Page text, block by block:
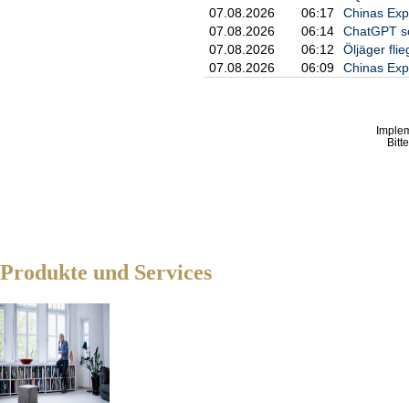
07.08.2026
06:17
Chinas
07.08.2026
06:14
ChatGPT
07.08.2026
06:12
Öljäger
07.08.2026
06:09 Chinas
Produkte und Services